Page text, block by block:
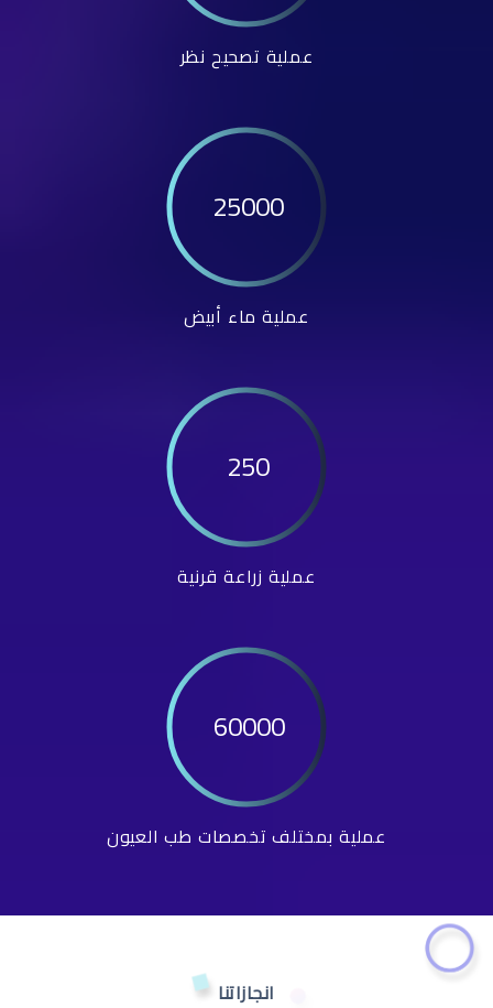
عملية تصحيح نظر
25000
عملية ماء أبيض
250
عملية زراعة قرنية
60000
عملية بمختلف تخصصات طب العيون
انجازاتنا